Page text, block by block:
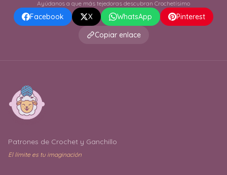
Ayúdanos a que más tejedoras descubran Crochetísimo
Facebook X WhatsApp
Pinterest
Copiar enlace
Patrones de Crochet y Ganchillo
El límite es tu imaginación